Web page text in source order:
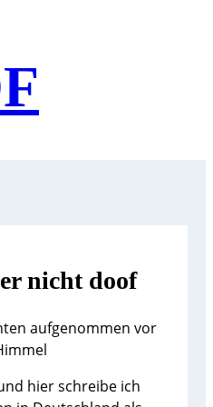
nicht doof
hier schreibe ich